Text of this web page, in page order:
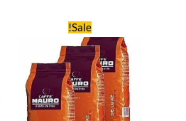
Sale!
המחיר
המקורי
היה:
₪320.00.
הוא:
₪295.00.